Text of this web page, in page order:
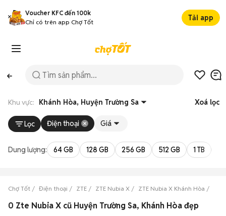
Voucher KFC đến 100k
Chỉ có trên app Chợ Tốt
Tải app
Khu vực: Khánh Hòa, Huyện Trường Sa Xoá lọc
Lọc Điện thoại Giá
Dung lượng: 64 GB 128 GB 256 GB 512 GB 1 TB
Chợ Tốt Điện thoại ZTE ZTE Nubia X ZTE Nubia X Khánh Hòa
0 Zte Nubia X cũ Huyện Trường Sa, Khánh Hòa đẹp